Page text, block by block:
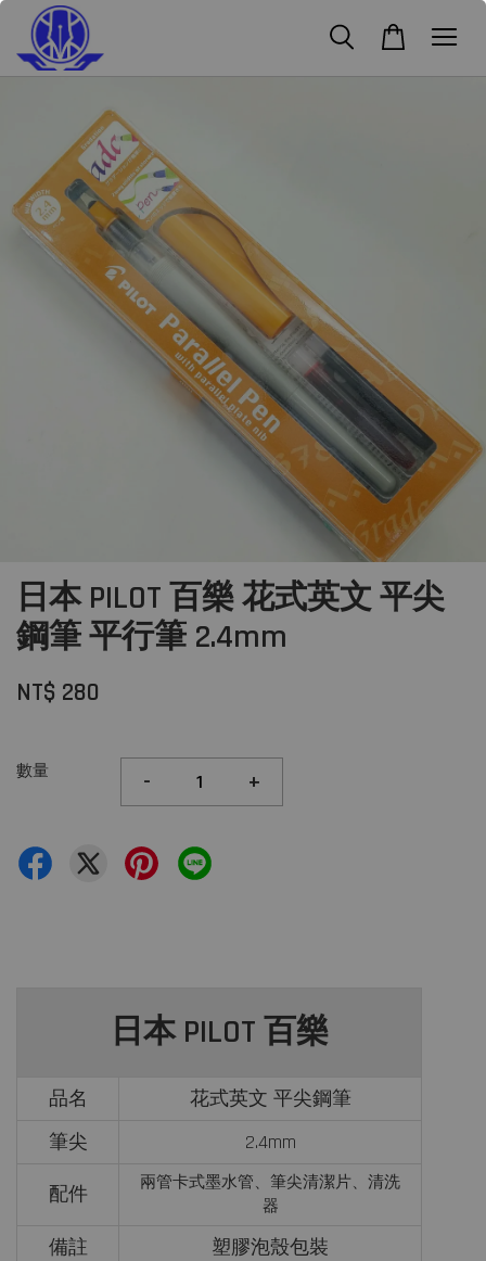
日本 PILOT 百樂 花式英文 平尖
鋼筆 平行筆 2.4mm
NT$ 280
數量 - +
日本 PILOT 百樂
品名
花式英文 平尖鋼筆
筆尖
2.4mm
配件
兩管卡式墨水管、筆尖清潔片、清洗
器
備註 塑膠泡殼包裝